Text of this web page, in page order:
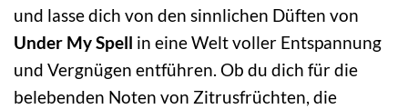
und lasse dich von den sinnlichen Düften von
Under My Spell in eine Welt voller Entspannung
und Vergnügen entführen. Ob du dich für die
belebenden Noten von Zitrusfrüchten, die